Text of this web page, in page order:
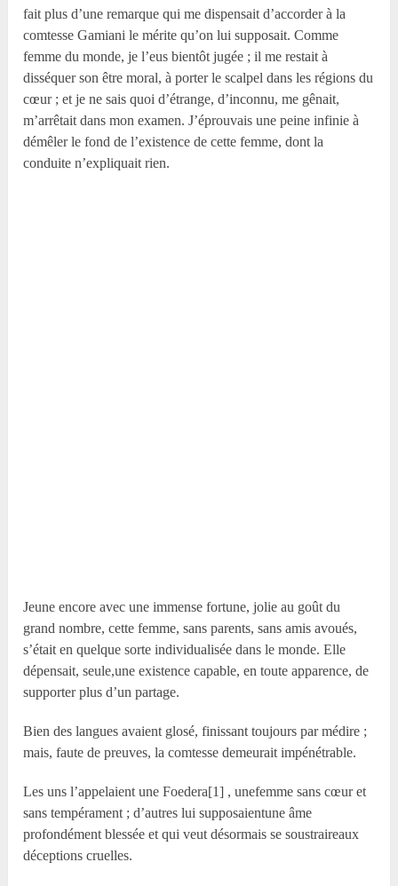
fait plus d’une remarque qui me dispensait d’accorder à la
comtesse Gamiani le mérite qu’on lui supposait. Comme
femme du monde, je l’eus bientôt jugée ; il me restait à
disséquer son être moral, à porter le scalpel dans les régions du
cœur ; et je ne sais quoi d’étrange, d’inconnu, me gênait,
m’arrêtait dans mon examen. J’éprouvais une peine infinie à
démêler le fond de l’existence de cette femme, dont la
conduite n’expliquait rien.
Jeune encore avec une immense fortune, jolie au goût du
grand nombre, cette femme, sans parents, sans amis avoués,
s’était en quelque sorte individualisée dans le monde. Elle
dépensait, seule,une existence capable, en toute apparence, de
supporter plus d’un partage.
Bien des langues avaient glosé, finissant toujours par médire ;
mais, faute de preuves, la comtesse demeurait impénétrable.
Les uns l’appelaient une Foedera[1] , unefemme sans cœur et
sans tempérament ; d’autres lui supposaientune âme
profondément blessée et qui veut désormais se soustraireaux
déceptions cruelles.